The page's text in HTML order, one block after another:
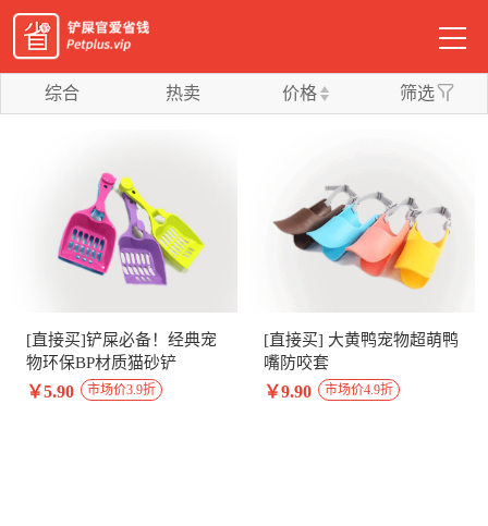
综合 热卖 价格 筛选
[直接买]铲屎必备！经典宠
物环保BP材质猫砂铲
￥5.90 市场价3.9折
[直接买] 大黄鸭宠物超萌鸭
嘴防咬套
￥9.90 市场价4.9折